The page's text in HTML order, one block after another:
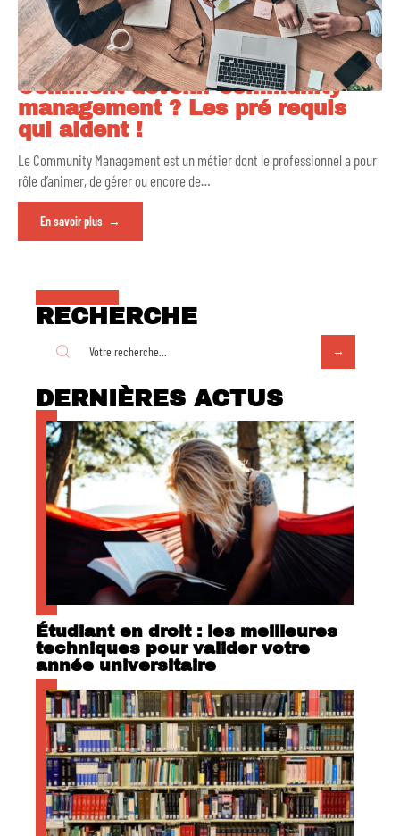
Comment devenir community
management ? Les pré requis
qui aident !
Le Community Management est un métier dont le professionnel a pour
rôle d’animer, de gérer ou encore de…
En savoir plus
RECHERCHE
DERNIÈRES ACTUS
Étudiant en droit : les meilleures
techniques pour valider votre
année universitaire